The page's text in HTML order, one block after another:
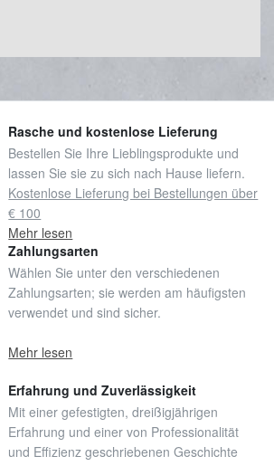
Rasche und kostenlose Lieferung
Bestellen Sie Ihre Lieblingsprodukte und
lassen Sie sie zu sich nach Hause liefern.
Kostenlose Lieferung bei Bestellungen über
€ 100
Mehr lesen
Zahlungsarten
Wählen Sie unter den verschiedenen
Zahlungsarten; sie werden am häufigsten
verwendet und sind sicher.
Mehr lesen
Erfahrung und Zuverlässigkeit
Mit einer gefestigten, dreißigjährigen
Erfahrung und einer von Professionalität
und Effizienz geschriebenen Geschichte